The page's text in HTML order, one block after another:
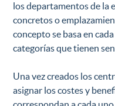
los departamentos de la
concretos o
concepto se basa en
categorías que tienen
Una vez creados los
asignar los costes y